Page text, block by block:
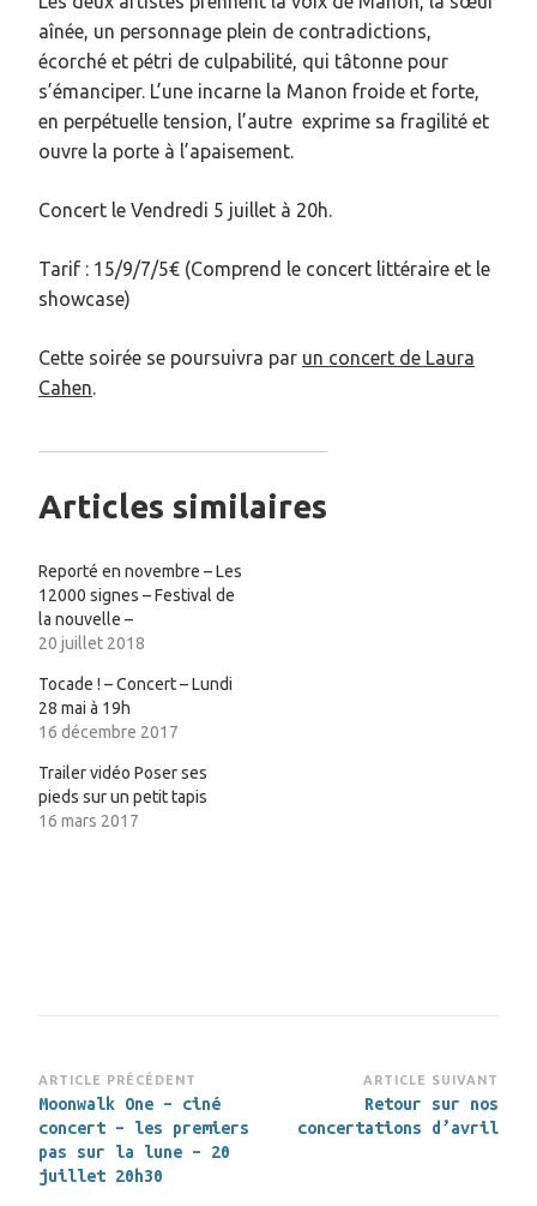
aînée, un personnage plein de contradictions,
écorché et pétri de culpabilité, qui tâtonne pour
s’émanciper. L’une incarne la Manon froide et forte,
en perpétuelle tension, l’autre exprime sa fragilité et
ouvre la porte à l’apaisement.
Concert le Vendredi 5 juillet à 20h.
Tarif : 15/9/7/5€ (Comprend le concert littéraire et le
showcase)
Cette soirée se poursuivra par un concert de Laura
Cahen.
Articles similaires
Reporté en novembre – Les
12000 signes – Festival de
la nouvelle –
20 juillet 2018
Tocade ! – Concert – Lundi
28 mai à 19h
16 décembre 2017
Trailer vidéo Poser ses
pieds sur un petit tapis
16 mars 2017
Navigation
d’article
ARTICLE PRÉCÉDENT
Moonwalk One – ciné
concert – les premiers
pas sur la lune – 20
juillet 20h30
ARTICLE SUIVANT
Retour sur nos
concertations d’avril